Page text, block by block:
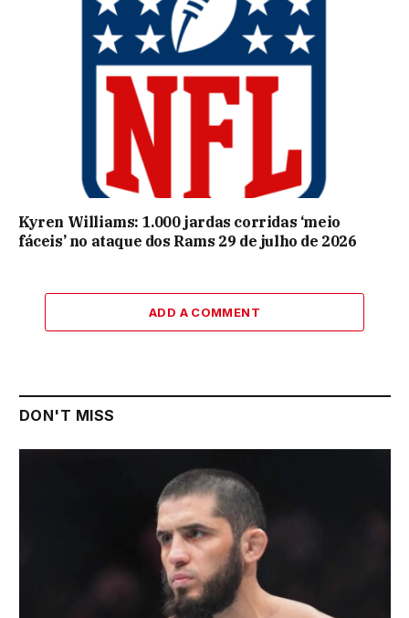
Kyren Williams: 1.000 jardas corridas ‘meio
fáceis’ no ataque dos Rams 29 de julho de 2026
ADD A COMMENT
DON'T MISS